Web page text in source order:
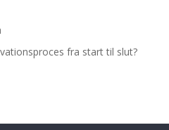
fra start til slut?